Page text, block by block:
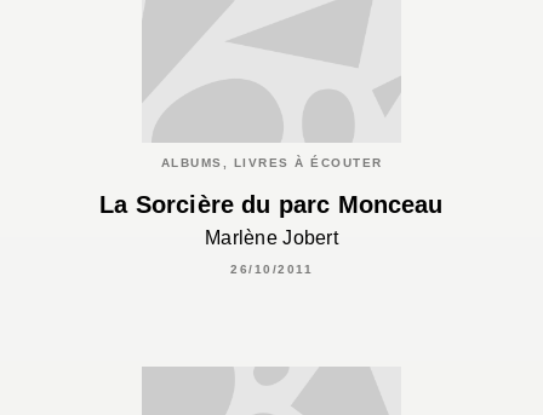
ALBUMS, LIVRES À ÉCOUTER
La Sorcière du parc Monceau
Marlène Jobert
26/10/2011